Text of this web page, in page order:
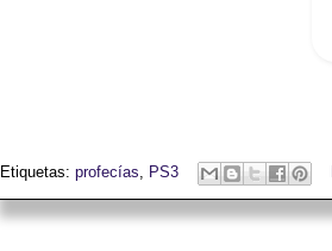
Etiquetas: profecías PS3